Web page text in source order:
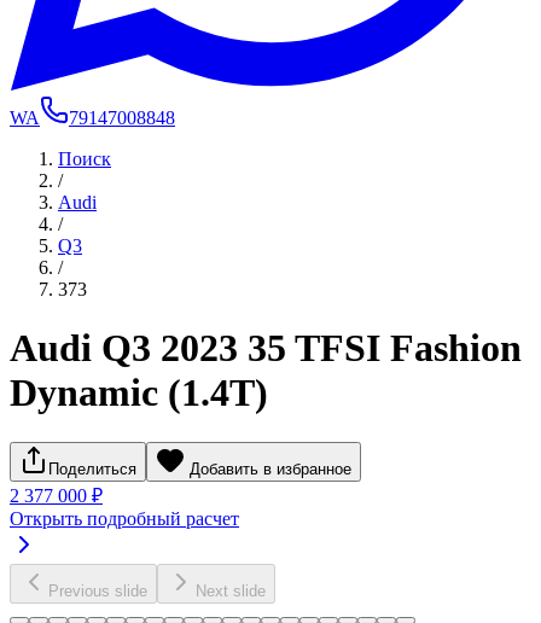
WA
79147008848
Поиск
/
Audi
/
Q3
/
373
Audi Q3 2023 35 TFSI Fashion
Dynamic (1.4T)
Поделиться Добавить в избранное
2 377 000 ₽
Открыть подробный расчет
Previous slide Next slide